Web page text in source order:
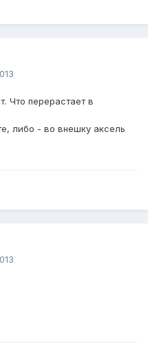
Что перерастает в
либо - во внешку аксель